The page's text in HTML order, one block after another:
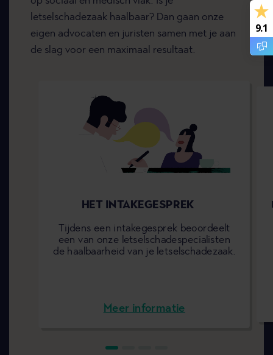
letselschadezaak haalbaar? Dan gaan onze
eigen advocaten en juristen samen met je aan
de slag voor een maximaal resultaat.
HET INTAKEGESPREK
Tijdens een intakegesprek beoordeelt
een van onze letselschadespecialisten
de haalbaarheid van je letselschadezaak.
Meer informatie
9.1